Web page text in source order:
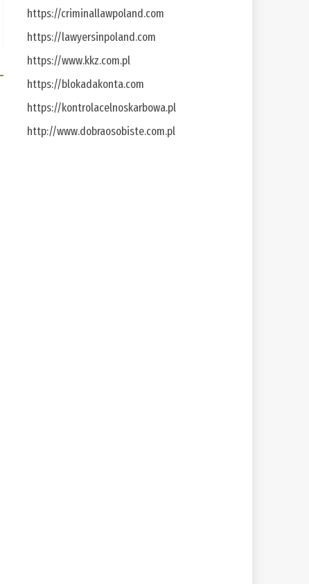
https://criminallawpoland.com
https://lawyersinpoland.com
https://www.kkz.com.pl
https://blokadakonta.com
https://kontrolacelnoskarbowa.pl
http://www.dobraosobiste.com.pl